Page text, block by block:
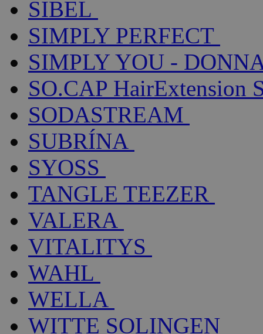
SIBEL
SIMPLY PERFECT
SIMPLY YOU -
SO.CAP HairExtension
SODASTREAM
SUBRÍNA
SYOSS
TANGLE TEEZER
VALERA
VITALITYS
WAHL
WELLA
WITTE SOLINGEN